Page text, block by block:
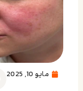
مايو 10, 2025